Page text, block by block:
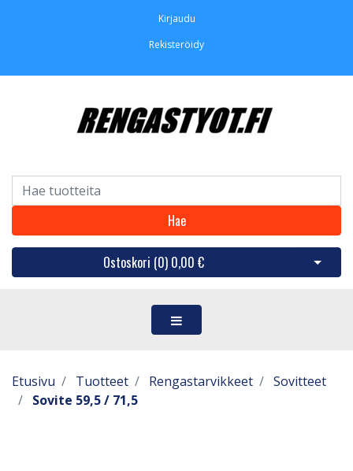
Kirjaudu
Rekisteröidy
Hae
Ostoskori (0) 0,00 € Avaa
Etusivu Tuotteet Rengastarvikkeet
Sovitteet
Sovite 59,5 / 71,5